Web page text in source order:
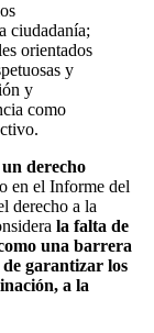
ciudadanía;
orientados
y
y
como
derecho
en el Informe del
derecho a la
la falta de
una barrera
garantizar los
a la